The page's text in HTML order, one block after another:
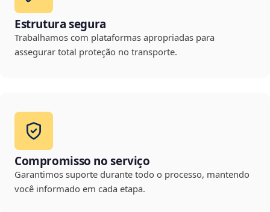
Estrutura segura
Trabalhamos com plataformas apropriadas para
assegurar total proteção no transporte.
Compromisso no serviço
Garantimos suporte durante todo o processo, mantendo
você informado em cada etapa.